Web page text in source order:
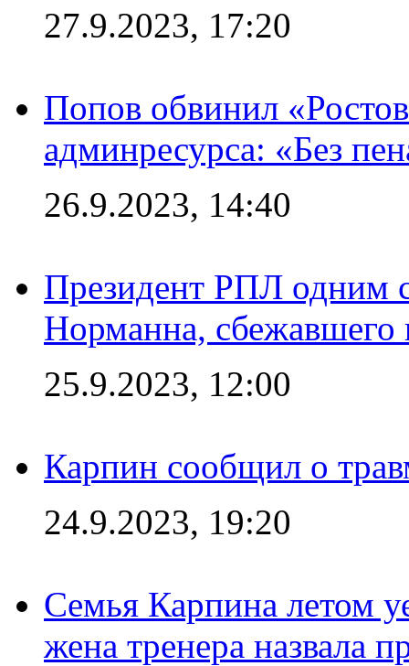
27.9.2023, 17:20
Попов обвинил
админресурса: «Без
26.9.2023, 14:40
Президент РПЛ одним
Норманна, сбежавшего
25.9.2023, 12:00
Карпин сообщил о
24.9.2023, 19:20
Семья Карпина летом
жена тренера назвала